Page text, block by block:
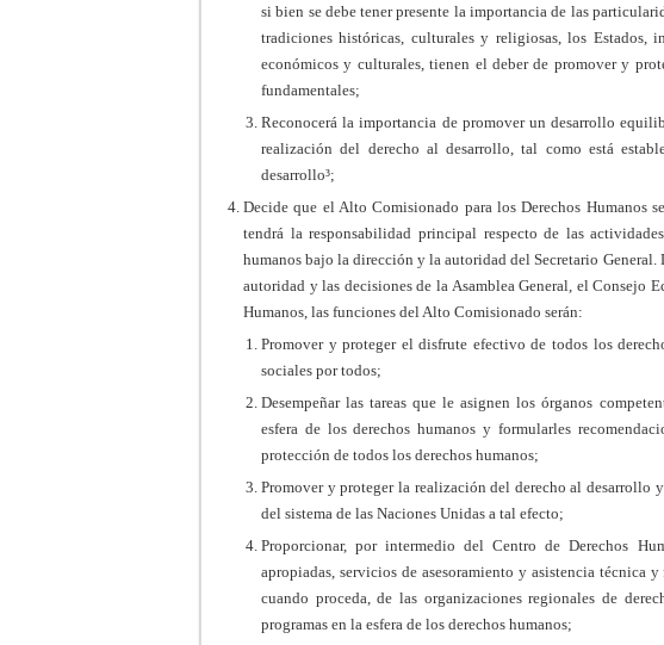
si bien se debe tener presente la importancia de las
tradiciones históricas, culturales y religiosas, los Estados,
económicos y culturales, tienen el deber de promover y
fundamentales;
Reconocerá la importancia de promover un desarrollo
realización del derecho al desarrollo, tal como está
desarrollo³;
Decide que el Alto Comisionado para los Derechos Humanos
tendrá la responsabilidad principal respecto de las
humanos bajo la dirección y la autoridad del Secretario General.
autoridad y las decisiones de la Asamblea General, el Consejo
Humanos, las funciones del Alto Comisionado serán:
Promover y proteger el disfrute efectivo de todos los
sociales por todos;
Desempeñar las tareas que le asignen los órganos
esfera de los derechos humanos y formularles
protección de todos los derechos humanos;
Promover y proteger la realización del derecho al desarrollo
del sistema de las Naciones Unidas a tal efecto;
Proporcionar, por intermedio del Centro de Derechos
apropiadas, servicios de asesoramiento y asistencia técnica
cuando proceda, de las organizaciones regionales de
programas en la esfera de los derechos humanos;